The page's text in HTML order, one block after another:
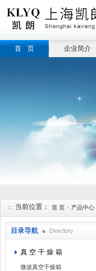
首 页 企业简介
当前位置： 首 页 > 产品中心
目录导航 Directory
真 空 干 燥 箱
微波真空干燥箱